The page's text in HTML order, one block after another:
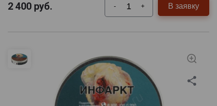
2 400 руб. - + В заявку